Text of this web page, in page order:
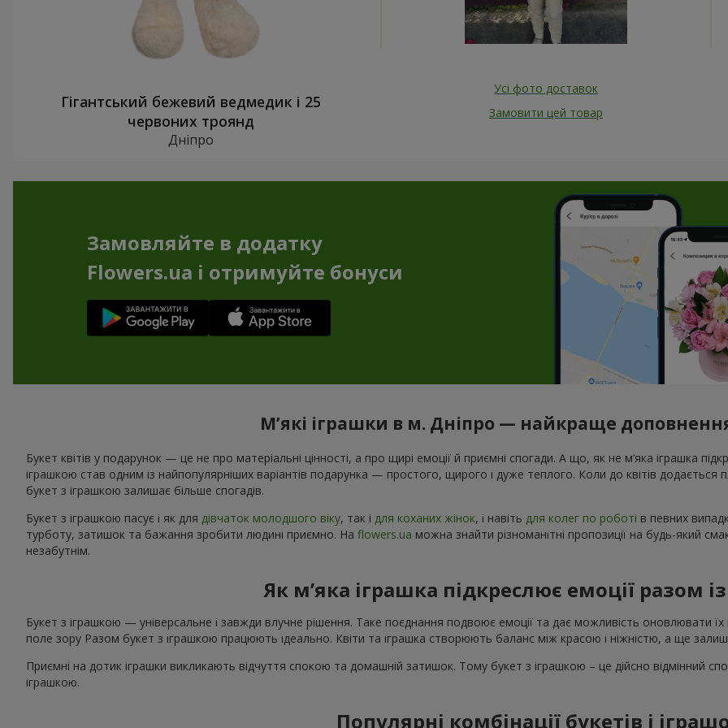
Гігантський бежевий ведмедик і 25
червоних троянд
Дніпро
Усі фото доставок
Замовити цей товар
Замовляйте в додатку
Flowers.ua і отримуйте бонуси
М’які іграшки в м. Дніпро — найкраще
Букет квітів у подарунок — це не про матеріальні цінності, а про щирі емоції й приємні спогади. А що, як не м’яка іграшка
іграшкою став одним із найпопулярніших варіантів подарунка — простого, щирого і дуже теплого. Коли до квітів
букет з іграшкою залишає більше спогадів.
Букет з іграшкою пасує і як для дівчаток молодшого віку, так і для коханих жінок, і навіть для колег по роботі в певних
турботу, затишок та бажання зробити людині приємно. На flowers.ua можна знайти різноманітні пропозиції на будь-який
незабутнім.
Як м’яка іграшка підкреслює емоції разом
Букет з іграшкою — універсальне і завжди влучне рішення. Таке поєднання подвоює емоції та дає можливість оновлювати
поле зору Разом букет з іграшкою працюють ідеально. Квіти та іграшка створюють баланс між красою і ніжністю, а ще
Приємні на дотик іграшки викликають відчуття спокою та домашній затишок. Тому букет з іграшкою – це дійсно відмінний
іграшкою.
Популярні комбінації букетів і